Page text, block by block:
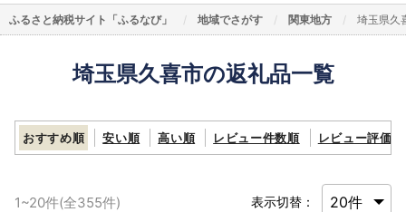
ふるさと納税サイト「ふるなび」 地域でさがす 関東地方 埼玉県久
埼玉県久喜市の返礼品一覧
おすすめ順 安い順 高い順 レビュー件数順 レビュー評価順
1~20件(全355件) 表示切替：